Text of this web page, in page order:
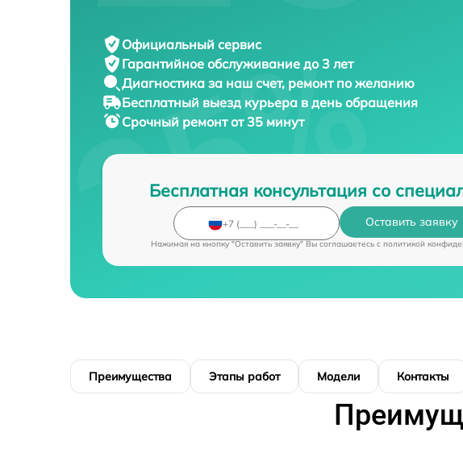
Официальный сервис
Гарантийное обслуживание до 3 лет
Диагностика за наш счет, ремонт по желанию
Бесплатный выезд курьера в день обращения
Срочный ремонтот 35 минут
Бесплатная консультация со
Оставить заявку
Нажимая на кнопку "Оставить заявку" Вы соглашаетесь c политикой
Преимущества Этапы работ Модели Контакты